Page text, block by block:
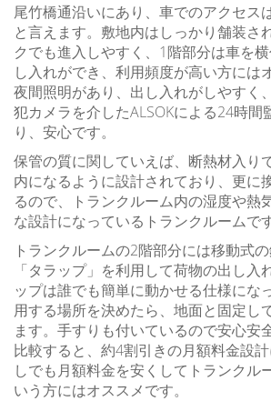
尾竹橋通沿いにあり、車でのアクセス
と言えます。敷地内はしっかり舗装さ
クでも進入しやすく、1階部分は車を
し入れができ、利用頻度が高い方には
夜間照明があり、出し入れがしやすく
犯カメラを介したALSOKによる24時間
り、安心です。
保管の質に関していえば、断熱材入
内になるように設計されており、更に
るので、トランクルーム内の湿度や熱
な設計になっているトランクルームです
トランクルームの2階部分には移動式
「タラップ」を利用して荷物の出し入
ップは誰でも簡単に動かせる仕様にな
用する場所を決めたら、地面と固定し
ます。手すりも付いているので安心安
比較すると、約4割引きの月額料金設
しでも月額料金を安くしてトランクル
いう方にはオススメです。